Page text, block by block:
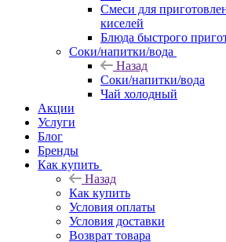
Смеси для
киселей
Блюда быстрого
Соки/напитки/вода
Назад
Соки/напитки/вода
Чай холодный
Акции
Услуги
Блог
Бренды
Как купить
Назад
Как купить
Условия оплаты
Условия доставки
Возврат товара